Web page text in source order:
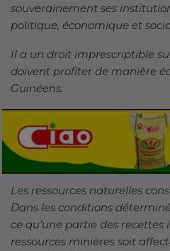
souverainement ses
politique, économique et
Il a un droit imprescriptible
doivent profiter de manière
Guinéens.
Les ressources naturelles
Dans les conditions
ce qu’une partie des recettes
ressources minières soit